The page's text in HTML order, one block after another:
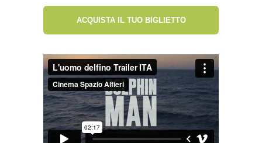
ACQUISTA IL TUO BIGLIETTO